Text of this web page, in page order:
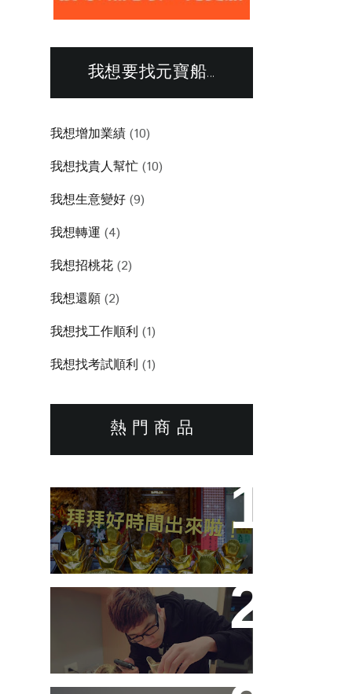
我想要找元寶船...
我想增加業績 (10)
我想找貴人幫忙 (10)
我想生意變好 (9)
我想轉運 (4)
我想招桃花 (2)
我想還願 (2)
我想找工作順利 (1)
我想找考試順利 (1)
熱 門 商 品
必看！本月拜拜好時間！
元寶船與拜拜問答